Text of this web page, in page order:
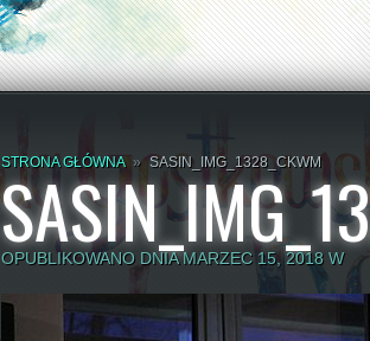
STRONA GŁÓWNA » SASIN_IMG_1328_CKWM
OPUBLIKOWANO DNIA MARZEC 15, 2018 W